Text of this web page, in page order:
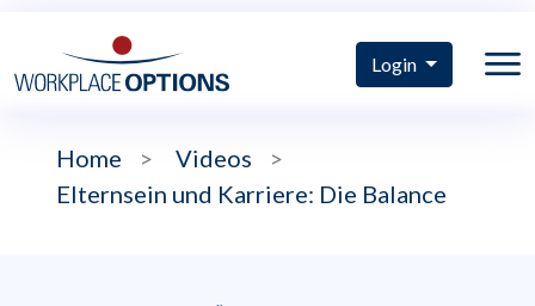
Login
Home > Videos
>
Elternsein und Karriere: Die Balance